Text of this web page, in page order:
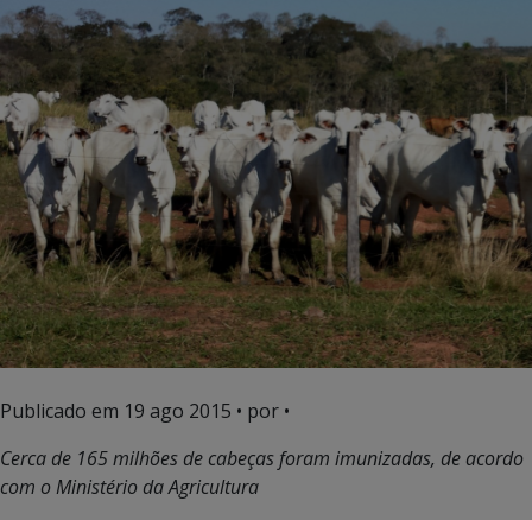
Publicado em 19 ago 2015 • por •
Cerca de 165 milhões de cabeças foram imunizadas, de acordo
com o Ministério da Agricultura